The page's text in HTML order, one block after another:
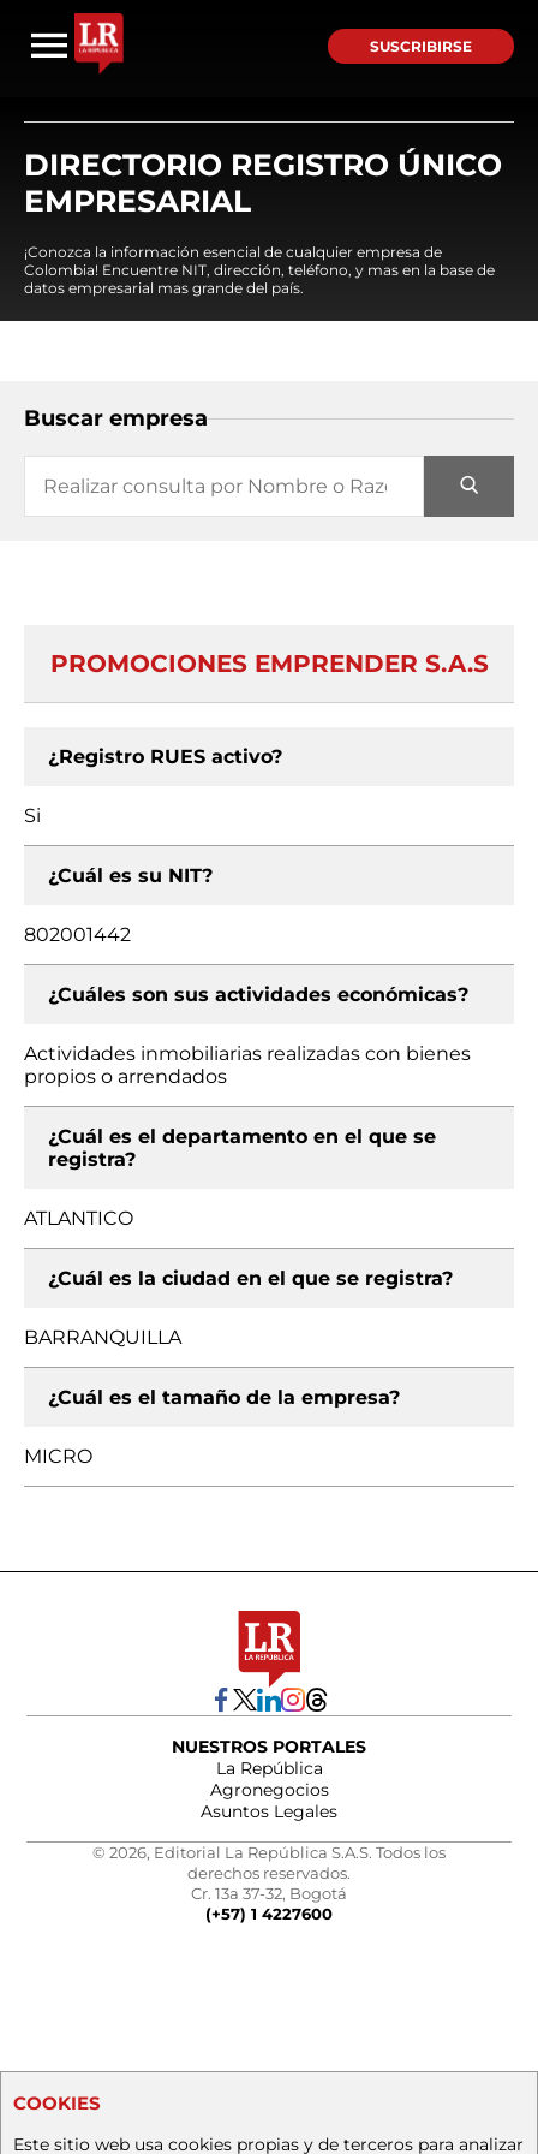
SUSCRIBIRSE
DIRECTORIO REGISTRO ÚNICO
EMPRESARIAL
¡Conozca la información esencial de cualquier empresa de
Colombia! Encuentre NIT, dirección, teléfono, y mas en la base de
datos empresarial mas grande del país.
Buscar empresa
PROMOCIONES EMPRENDER S.A.S
¿Registro RUES activo?
Si
¿Cuál es su NIT?
802001442
¿Cuáles son sus actividades económicas?
Actividades inmobiliarias realizadas con bienes
propios o arrendados
¿Cuál es el departamento en el que se
registra?
ATLANTICO
¿Cuál es la ciudad en el que se registra?
BARRANQUILLA
¿Cuál es el tamaño de la empresa?
MICRO
NUESTROS PORTALES
La República
Agronegocios
Asuntos Legales
© 2026, Editorial La República S.A.S. Todos los
derechos reservados.
Cr. 13a 37-32, Bogotá
(+57) 1 4227600
COOKIES
Este sitio web usa cookies propias y de terceros para analizar